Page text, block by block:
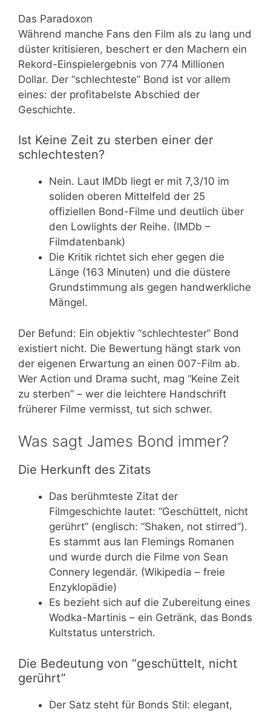
Das Paradoxon
Während manche Fans den Film als zu lang und
düster kritisieren, beschert er den Machern ein
Rekord-Einspielergebnis von 774 Millionen
Dollar. Der “schlechteste” Bond ist vor allem
eines: der profitabelste Abschied der
Geschichte.
Ist Keine Zeit zu sterben einer der
schlechtesten?
Nein. Laut IMDb liegt er mit 7,3/10 im
soliden oberen Mittelfeld der 25
offiziellen Bond-Filme und deutlich über
den Lowlights der Reihe. (IMDb –
Filmdatenbank)
Die Kritik richtet sich eher gegen die
Länge (163 Minuten) und die düstere
Grundstimmung als gegen handwerkliche
Mängel.
Der Befund: Ein objektiv “schlechtester” Bond
existiert nicht. Die Bewertung hängt stark von
der eigenen Erwartung an einen 007-Film ab.
Wer Action und Drama sucht, mag “Keine Zeit
zu sterben” – wer die leichtere Handschrift
früherer Filme vermisst, tut sich schwer.
Was sagt James Bond immer?
Die Herkunft des Zitats
Das berühmteste Zitat der
Filmgeschichte lautet: “Geschüttelt, nicht
gerührt” (englisch: “Shaken, not stirred”).
Es stammt aus Ian Flemings Romanen
und wurde durch die Filme von Sean
Connery legendär. (Wikipedia – freie
Enzyklopädie)
Es bezieht sich auf die Zubereitung eines
Wodka-Martinis – ein Getränk, das Bonds
Kultstatus unterstrich.
Die Bedeutung von “geschüttelt, nicht
gerührt”
Der Satz steht für Bonds Stil: elegant,